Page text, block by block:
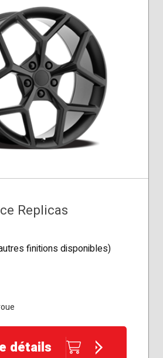
Replicas
finitions disponibles)
détails